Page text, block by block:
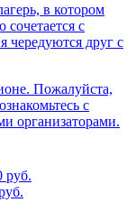
в котором
с
чередуются друг с
Пожалуйста,
с
организаторами.
руб.